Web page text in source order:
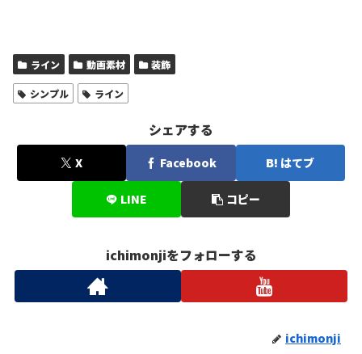
ライン 動画素材 装飾
シンプル ライン
シェアする
X Facebook はてブ
LINE コピー
ichimonjiをフォローする
ichimonji